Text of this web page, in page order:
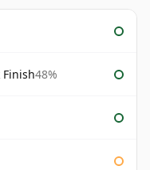
Finish48%